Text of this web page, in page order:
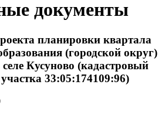
документы
планировки квартала
(городской округ)
Кусуново (кадастровый
33:05:174109:96)